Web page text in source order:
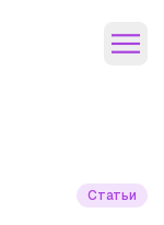
Статьи